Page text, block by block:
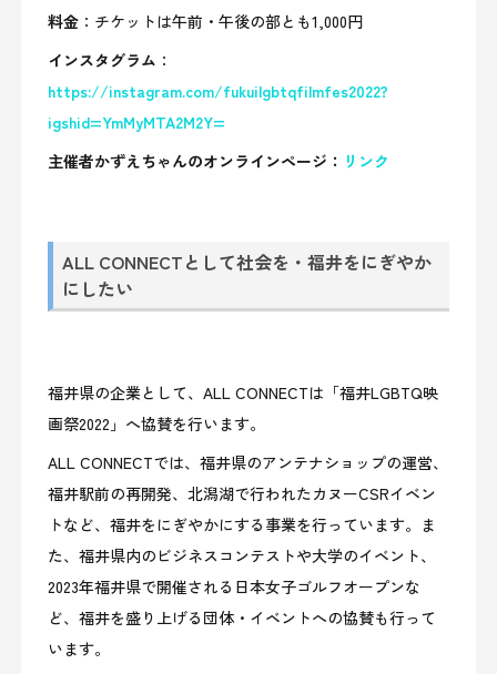
料金 ：チケットは午前・午後の部とも1,000円
インスタグラム ：
https://instagram.com/fukuilgbtqfilmfes2022?
igshid=YmMyMTA2M2Y=
主催者かずえちゃんのオンラインページ： リンク
ALL CONNECTとして社会を・福井をにぎやか
にしたい
福井県の企業として、ALL CONNECTは「福井LGBTQ映
画祭2022」へ協賛を行います。
ALL CONNECTでは、福井県のアンテナショップの運営、
福井駅前の再開発、北潟湖で行われたカヌーCSRイベン
トなど、福井をにぎやかにする事業を行っています。 ま
た、福井県内のビジネスコンテストや大学のイベント、
2023年福井県で開催される日本女子ゴルフオープンな
ど、福井を盛り上げる団体・イベントへの協賛も行って
います。